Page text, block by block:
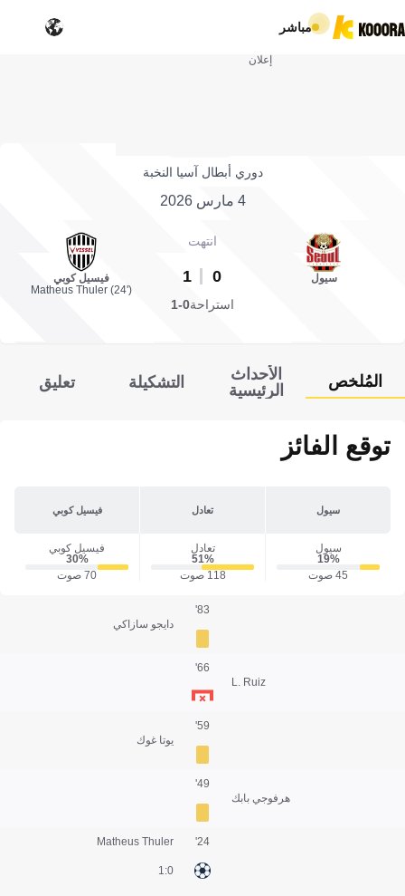
مباشر
إعلان
دوري أبطال آسيا النخبة
4 مارس 2026
سيول
انتهت
0
1
فيسيل كوبي
Matheus Thuler (24')
استراحة0-1
المُلخص
الأحداث
الرئيسية
التشكيلة تعليق
توقع الفائز
سيول تعادل فيسيل كوبي
سيول
19‎%‎
45 صوت
تعادل
51‎%‎
118 صوت
فيسيل كوبي
30‎%‎
70 صوت
دايجو سازاكي
83'
L. Ruiz
66'
يوتا غوك
59'
هرفوجي بابك
49'
Matheus Thuler
0:1
24'